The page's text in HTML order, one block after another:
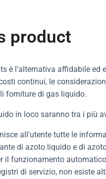
product
è l'alternativa affidabile
continui, le
forniture di gas liquido.
in loco saranno tra i più
all'utente tutte le
di azoto liquido e di
il funzionamento
di servizio, non esiste